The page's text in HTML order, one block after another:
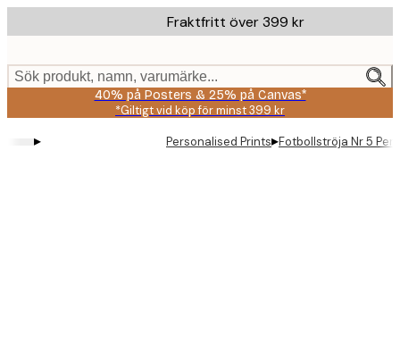
to
content.
Fraktfritt över 399 kr
Sök produkt, namn, varumärke...
40% på Posters & 25% på Canvas*
*Giltigt vid köp för minst 399 kr
▸ Personalised Prints▸Fotbollströja Nr 5